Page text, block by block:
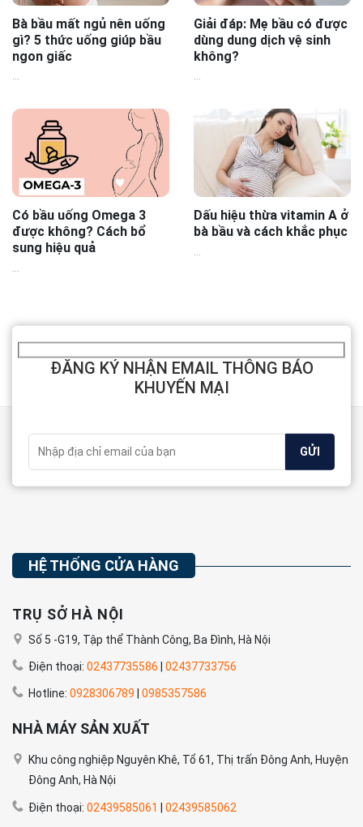
Bà bầu mất ngủ nên uống
gì? 5 thức uống giúp bầu
ngon giấc
Giải đáp: Mẹ bầu có được
dùng dung dịch vệ sinh
không?
Có bầu uống Omega 3
được không? Cách bổ
sung hiệu quả
Dấu hiệu thừa vitamin A ở
bà bầu và cách khắc phục
ĐĂNG KÝ NHẬN EMAIL THÔNG BÁO
KHUYẾN MẠI
HỆ THỐNG CỬA HÀNG
TRỤ SỞ HÀ NỘI
Số 5 -G19, Tập thể Thành Công, Ba Đình, Hà Nội
Điện thoại: 02437735586 02437733756
Hotline: 0928306789 0985357586
NHÀ MÁY SẢN XUẤT
Khu công nghiệp Nguyên Khê, Tổ 61, Thị trấn Đông Anh, Huyện
Đông Anh, Hà Nội
Điện thoại: 02439585061 02439585062